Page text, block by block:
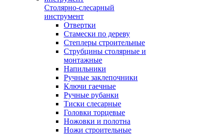
Столярно-слесарный
инструмент
Отвертки
Стамески по дереву
Степлеры строительные
Струбцины столярные и
монтажные
Напильники
Ручные заклепочники
Ключи гаечные
Ручные рубанки
Тиски слесарные
Головки торцевые
Ножовки и полотна
Ножи строительные